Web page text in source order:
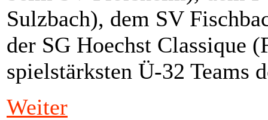
Sulzbach), dem SV
der SG Hoechst Classique
spielstärksten Ü-32 Teams
Weiter